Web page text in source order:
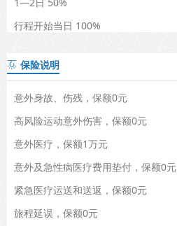
行程开始当日 100%
 保险说明
意外身故、伤残，保额0元
高风险运动意外伤害，保额0元
意外医疗，保额1万元
意外及急性病医疗费用垫付，保额0元
紧急医疗运送和送返，保额0元
旅程延误，保额0元